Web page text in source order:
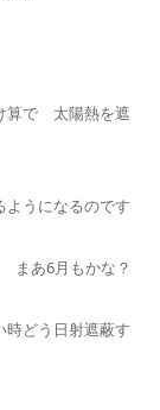
算で 太陽熱を遮
うになるのです
まあ6月もかな？
どう日射遮蔽す